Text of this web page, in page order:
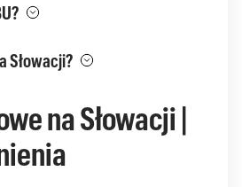
Słowacji?
na Słowacji |